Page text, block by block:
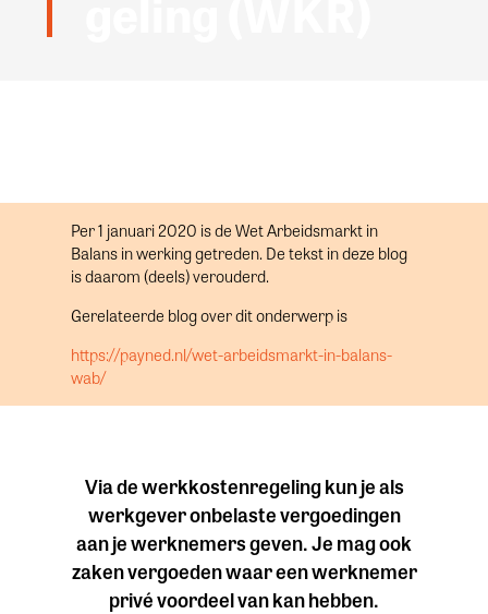
Per 1 januari 2020 is de Wet Arbeidsmarkt in
Balans in werking getreden. De tekst in deze blog
is daarom (deels) verouderd.
Gerelateerde blog over dit onderwerp is
https://payned.nl/wet-arbeidsmarkt-in-balans-
wab/
Via de werkkostenregeling kun je als
werkgever onbelaste vergoedingen
aan je werknemers geven. Je mag ook
zaken vergoeden waar een werknemer
privé voordeel van kan hebben.